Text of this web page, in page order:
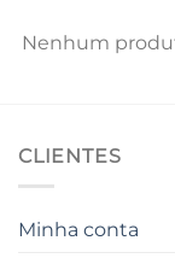
Nenhum
CLIENTES
Minha conta